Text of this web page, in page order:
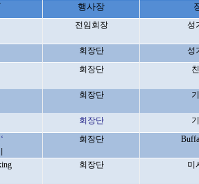
행사장
전임회장 성
회장단 성
회장단
회장단
회장단
‘
회장단
회장단 미